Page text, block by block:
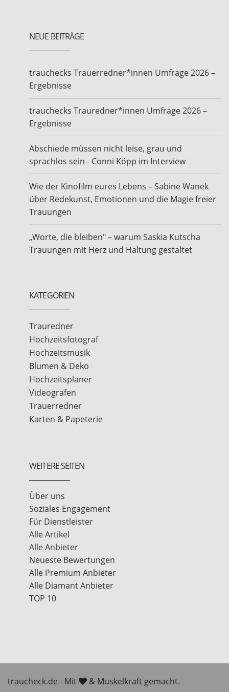
NEUE BEITRÄGE
trauchecks Trauerredner*innen Umfrage 2026 –
Ergebnisse
trauchecks Trauredner*innen Umfrage 2026 –
Ergebnisse
Abschiede müssen nicht leise, grau und
sprachlos sein - Conni Köpp im Interview
Wie der Kinofilm eures Lebens – Sabine Wanek
über Redekunst, Emotionen und die Magie freier
Trauungen
„Worte, die bleiben" – warum Saskia Kutscha
Trauungen mit Herz und Haltung gestaltet
KATEGORIEN
Trauredner
Hochzeitsfotograf
Hochzeitsmusik
Blumen & Deko
Hochzeitsplaner
Videografen
Trauerredner
Karten & Papeterie
WEITERE SEITEN
Über uns
Soziales Engagement
Für Dienstleister
Alle Artikel
Alle Anbieter
Neueste Bewertungen
Alle Premium Anbieter
Alle Diamant Anbieter
TOP 10
traucheck.de - Mit & Muskelkraft gemacht.